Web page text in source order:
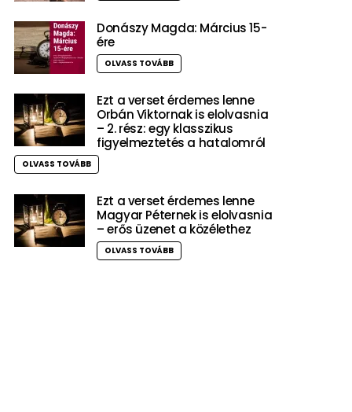
Donászy Magda: Március 15-
ére
OLVASS TOVÁBB
Ezt a verset érdemes lenne
Orbán Viktornak is elolvasnia
– 2. rész: egy klasszikus
figyelmeztetés a hatalomról
OLVASS TOVÁBB
Ezt a verset érdemes lenne
Magyar Péternek is elolvasnia
– erős üzenet a közélethez
OLVASS TOVÁBB